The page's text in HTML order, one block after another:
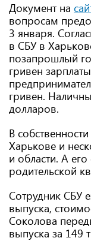
Документ на
вопросам
3 января.
в СБУ в
позапрошлый
гривен
гривен.
долларов.
В
Харькове и
и области. А его
родительской
Сотрудник СБУ
выпуска,
Соколова
выпуска за 149